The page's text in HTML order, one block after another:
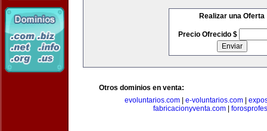
Realizar una Oferta
Precio Ofrecido $
Otros dominios en venta:
evoluntarios.com
e-voluntarios.com
fabricacionyventa.com